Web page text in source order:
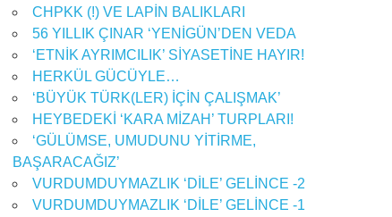
CHPKK (!) VE LAPİN BALIKLARI
56 YILLIK ÇINAR ‘YENİGÜN’DEN VEDA
‘ETNİK AYRIMCILIK’ SİYASETİNE HAYIR!
HERKÜL GÜCÜYLE…
‘BÜYÜK TÜRK(LER) İÇİN ÇALIŞMAK’
HEYBEDEKİ ‘KARA MİZAH’ TURPLARI!
‘GÜLÜMSE, UMUDUNU YİTİRME,
BAŞARACAĞIZ’
VURDUMDUYMAZLIK ‘DİLE’ GELİNCE -2
VURDUMDUYMAZLIK ‘DİLE’ GELİNCE -1